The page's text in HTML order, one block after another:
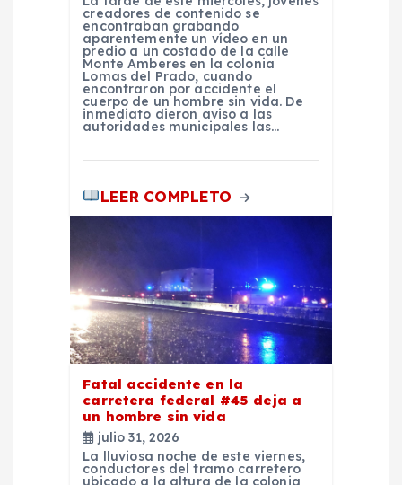
creadores de contenido se
encontraban grabando
aparentemente un vídeo en un
predio a un costado de la calle
Monte Amberes en la colonia
Lomas del Prado, cuando
encontraron por accidente el
cuerpo de un hombre sin vida. De
inmediato dieron aviso a las
autoridades municipales las…
LEER COMPLETO
Fatal accidente en la
carretera federal #45 deja a
un hombre sin vida
julio 31, 2026
La lluviosa noche de este viernes,
conductores del tramo carretero
ubicado a la altura de la colonia